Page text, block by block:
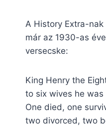
A History Extra-
már az 1930-as
versecske:
King Henry the
to six wives he
One died, one
two divorced, two